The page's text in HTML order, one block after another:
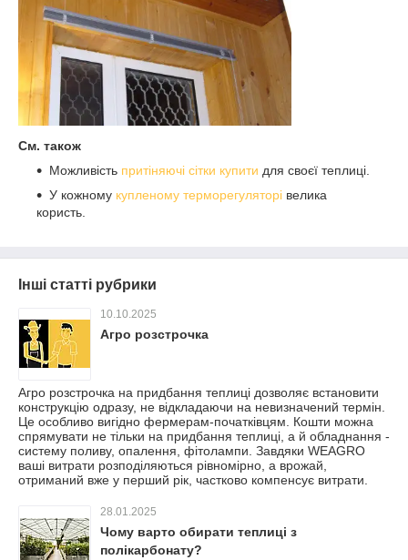
См. також
Можливість притіняючі сітки купити для своєї теплиці.
У кожному купленому терморегуляторі велика
користь.
Інші статті рубрики
10.10.2025
Агро розстрочка
Агро розстрочка на придбання теплиці дозволяє встановити
конструкцію одразу, не відкладаючи на невизначений термін.
Це особливо вигідно фермерам-початківцям. Кошти можна
спрямувати не тільки на придбання теплиці, а й обладнання -
систему поливу, опалення, фітолампи. Завдяки WEAGRO
ваші витрати розподіляються рівномірно, а врожай,
отриманий вже у перший рік, частково компенсує витрати.
28.01.2025
Чому варто обирати теплиці з
полікарбонату?